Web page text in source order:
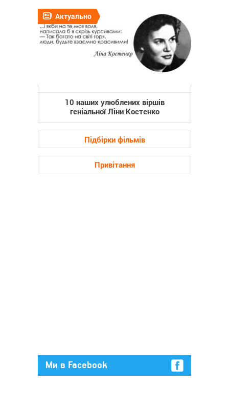
Актуально
10 наших улюблених віршів
геніальної Ліни Костенко
Підбірки фільмів
Привітання
Ми в Facebook